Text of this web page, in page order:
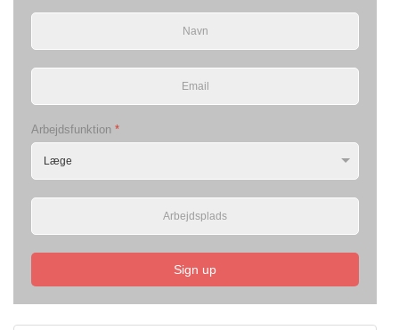
Arbejdsfunktion *
Sign up